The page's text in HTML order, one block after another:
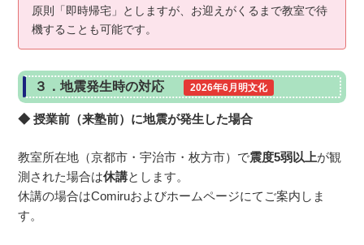
原則「即時帰宅」としますが、お迎えがくるまで教室で待
機することも可能です。
３．地震発生時の対応 2026年6月明文化
◆ 授業前（来塾前）に地震が発生した場合
教室所在地（京都市・宇治市・枚方市）で震度5弱以上が観
測された場合は休講とします。
休講の場合はComiruおよびホームページにてご案内しま
す。